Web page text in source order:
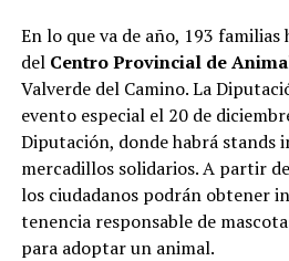
En lo que va de año, 193
del Centro Provincial de
Valverde del Camino. La
evento especial el 20 de
Diputación, donde habrá stands
mercadillos solidarios. A partir
los ciudadanos podrán obtener
tenencia responsable de
para adoptar un animal.